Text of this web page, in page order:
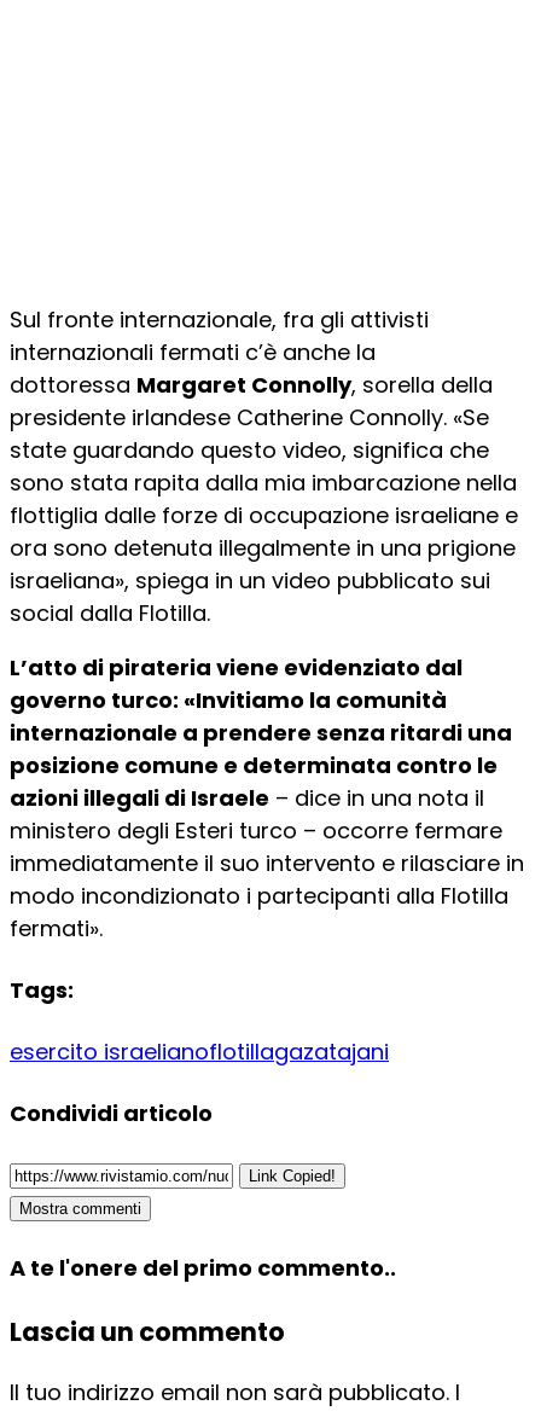
Sul fronte internazionale, fra gli attivisti
internazionali fermati c’è anche la
dottoressa Margaret Connolly, sorella della
presidente irlandese Catherine Connolly. «Se
state guardando questo video, significa che
sono stata rapita dalla mia imbarcazione nella
flottiglia dalle forze di occupazione israeliane e
ora sono detenuta illegalmente in una prigione
israeliana», spiega in un video pubblicato sui
social dalla Flotilla.
L’atto di pirateria viene evidenziato dal
governo turco: «Invitiamo la comunità
internazionale a prendere senza ritardi una
posizione comune e determinata contro le
azioni illegali di Israele – dice in una nota il
ministero degli Esteri turco – occorre fermare
immediatamente il suo intervento e rilasciare in
modo incondizionato i partecipanti alla Flotilla
fermati».
Tags:
esercito israelianoflotillagazatajani
Condividi articolo
Link Copied!
Mostra commenti
A te l'onere del primo commento..
Lascia un commento
Il tuo indirizzo email non sarà pubblicato. I